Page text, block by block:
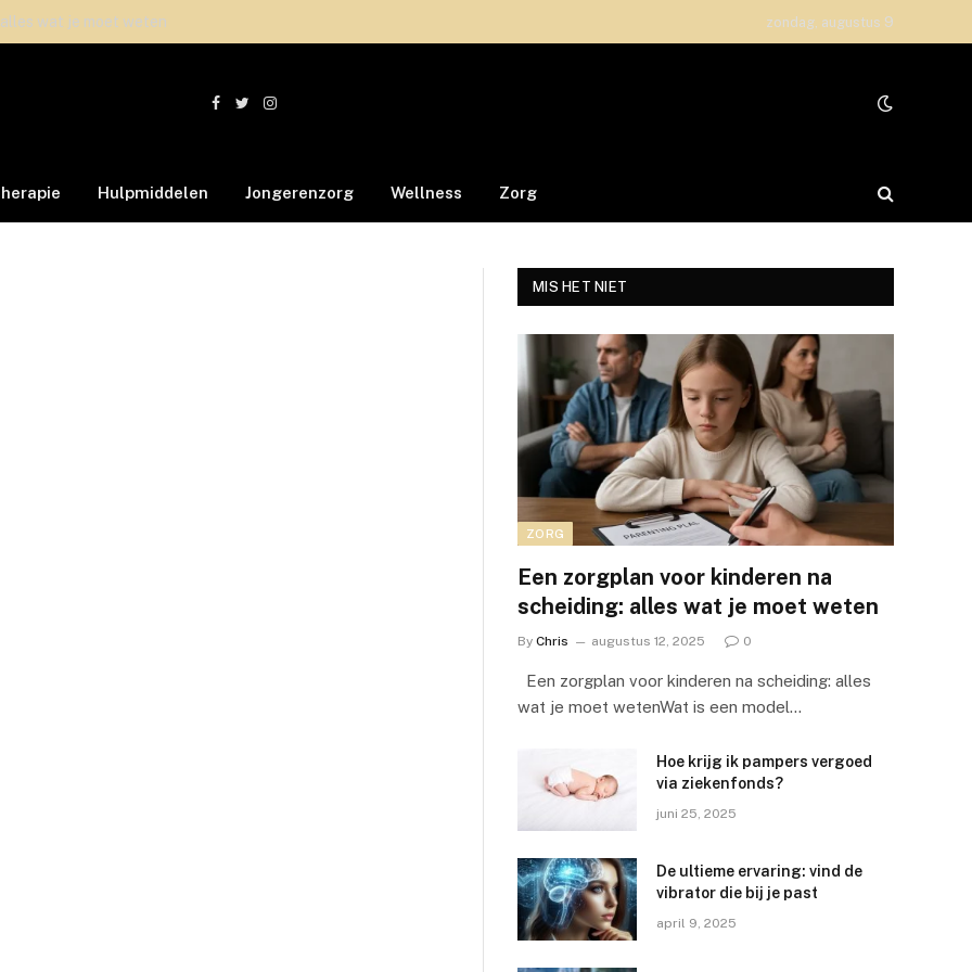
wat je moet weten zondag, augustus 9
Facebook
TwitterInstagram
Hulpmiddelen Jongerenzorg Wellness Zorg
MIS HET NIET
ZORG
Een zorgplan voor kinderen na
scheiding: alles wat je moet weten
By Chris augustus 12, 2025 0
Een zorgplan voor kinderen na scheiding: alles
wat je moet wetenWat is een model…
Hoe krijg ik pampers vergoed
via ziekenfonds?
juni 25, 2025
De ultieme ervaring: vind de
vibrator die bij je past
april 9, 2025